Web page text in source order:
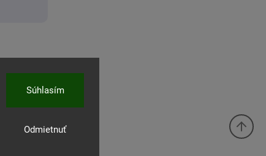
Odmietnuť
Súhlasím